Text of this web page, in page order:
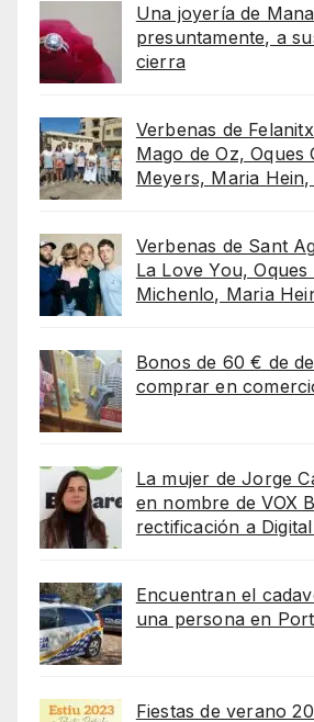
Una joyería de
presuntamente, a
cierra
Verbenas de
Mago de Oz, Oques
Meyers, Maria Hein,
Verbenas de Sant
La Love You, Oques
Michenlo, Maria
Bonos de 60 € de
comprar en
La mujer de Jorge
en nombre de VOX
rectificación a
Encuentran el
una persona en
Fiestas de verano